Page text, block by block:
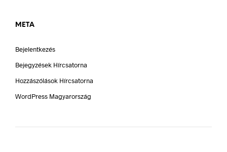
META
Bejelentkezés
Bejegyzések Hírcsatorna
Hozzászólások Hírcsatorna
WordPress Magyarország